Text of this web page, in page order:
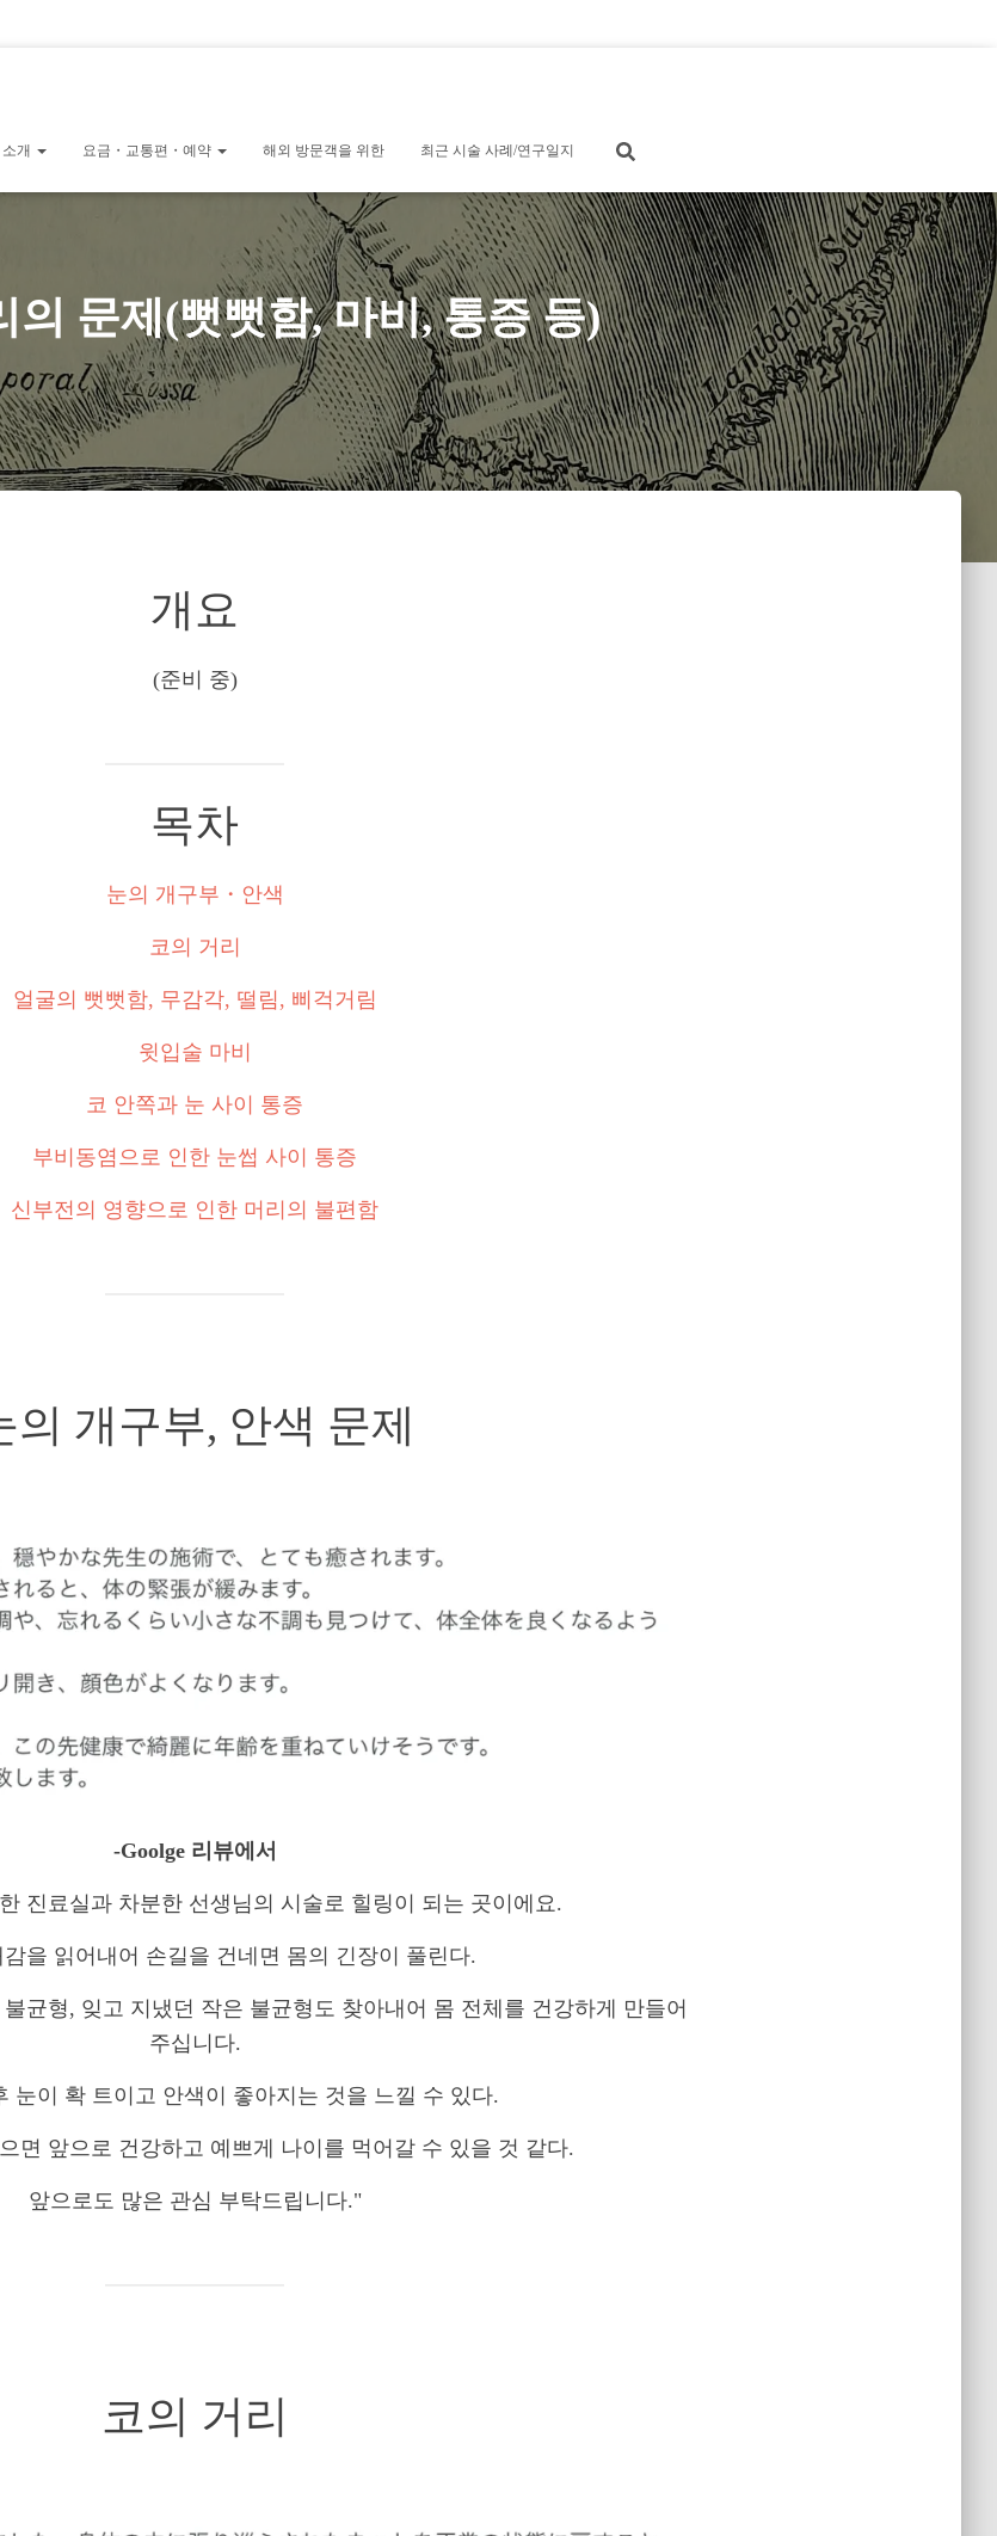
개 요금・교통편・예약 해외 방문객을 위한 최근 시술 사례/연구일지
의 문제(뻣뻣함, 마비, 통증 등)
개요
(준비 중)
목차
눈의 개구부・안색
코의 거리
얼굴의 뻣뻣함, 무감각, 떨림, 삐걱거림
윗입술 마비
코 안쪽과 눈 사이 통증
부비동염으로 인한 눈썹 사이 통증
신부전의 영향으로 인한 머리의 불편함
의 개구부, 안색 문제
-Goolge 리뷰에서
진료실과 차분한 선생님의 시술로 힐링이 되는 곳이에요.
을 읽어내어 손길을 건네면 몸의 긴장이 풀린다.
균형, 잊고 지냈던 작은 불균형도 찾아내어 몸 전체를 건강하게 만들어
주십니다.
눈이 확 트이고 안색이 좋아지는 것을 느낄 수 있다.
면 앞으로 건강하고 예쁘게 나이를 먹어갈 수 있을 것 같다.
앞으로도 많은 관심 부탁드립니다."
코의 거리